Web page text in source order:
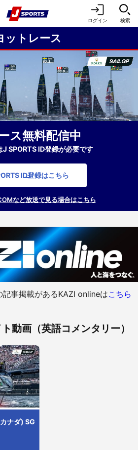
ログイン 検索
ットレース
ス無料配信中
SPORTS ID登録が必要です
ID登録はこちら
など放送で見る場合はこちら
事掲載があるKAZI onlineはこちら
動画（英語コメンタリー）
ナダ) SG